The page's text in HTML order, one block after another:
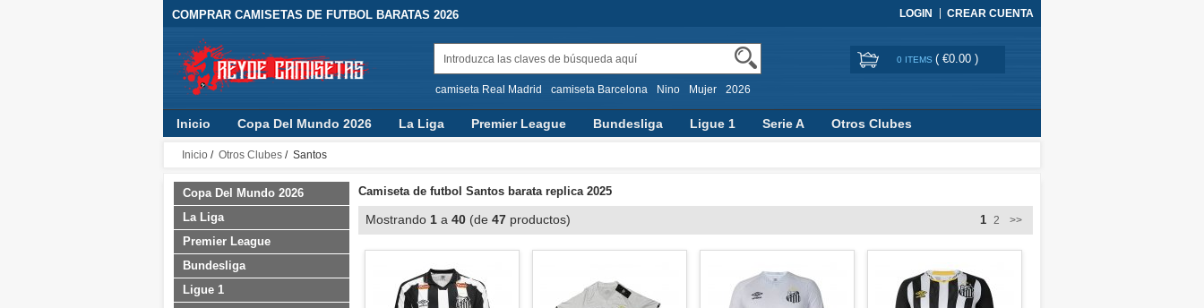
COMPRAR CAMISETAS DE FUTBOL BARATAS 2026 LOGIN CREAR CUENTA
camiseta Real Madrid camiseta Barcelona Nino Mujer 2026
0 ITEMS ( €0.00 )
Inicio Copa Del Mundo 2026 La Liga Premier League Bundesliga Ligue 1 Serie A Otros Clubes
Inicio / Otros Clubes / Santos
Copa Del Mundo 2026
La Liga
Premier League
Bundesliga
Ligue 1
Camiseta de futbol Santos barata replica 2025
Mostrando 1 a 40 (de 47 productos) 1 2 >>